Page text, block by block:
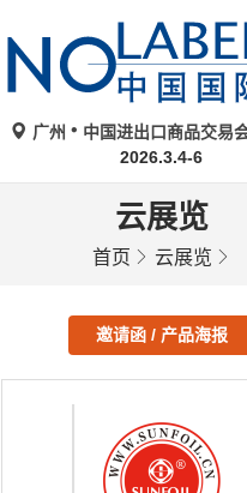
广州
中国进出口商品交易
2026.3.4-6
云展览
首页 云展览
邀请函 / 产品海报